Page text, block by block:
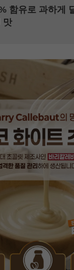
함유로 과하게
맛